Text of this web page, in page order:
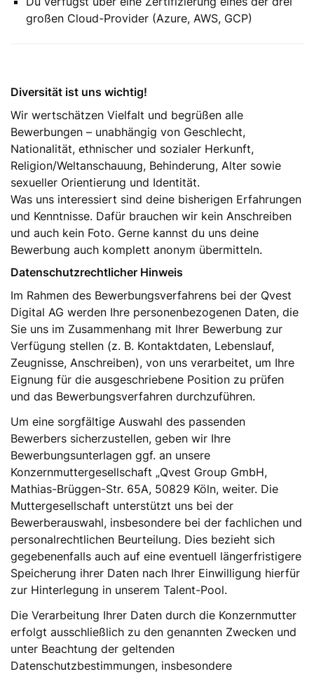
großen Cloud-Provider (Azure, AWS, GCP)
Diversität ist uns wichtig!
Wir wertschätzen Vielfalt und begrüßen alle
Bewerbungen – unabhängig von Geschlecht,
Nationalität, ethnischer und sozialer Herkunft,
Religion/Weltanschauung, Behinderung, Alter sowie
sexueller Orientierung und Identität.
Was uns interessiert sind deine bisherigen Erfahrungen
und Kenntnisse. Dafür brauchen wir kein Anschreiben
und auch kein Foto. Gerne kannst du uns deine
Bewerbung auch komplett anonym übermitteln.
Datenschutzrechtlicher Hinweis
Im Rahmen des Bewerbungsverfahrens bei der Qvest
Digital AG werden Ihre personenbezogenen Daten, die
Sie uns im Zusammenhang mit Ihrer Bewerbung zur
Verfügung stellen (z. B. Kontaktdaten, Lebenslauf,
Zeugnisse, Anschreiben), von uns verarbeitet, um Ihre
Eignung für die ausgeschriebene Position zu prüfen
und das Bewerbungsverfahren durchzuführen.
Um eine sorgfältige Auswahl des passenden
Bewerbers sicherzustellen, geben wir Ihre
Bewerbungsunterlagen ggf. an unsere
Konzernmuttergesellschaft „Qvest Group GmbH,
Mathias-Brüggen-Str. 65A, 50829 Köln, weiter. Die
Muttergesellschaft unterstützt uns bei der
Bewerberauswahl, insbesondere bei der fachlichen und
personalrechtlichen Beurteilung. Dies bezieht sich
gegebenenfalls auch auf eine eventuell längerfristigere
Speicherung ihrer Daten nach Ihrer Einwilligung hierfür
zur Hinterlegung in unserem Talent-Pool.
Die Verarbeitung Ihrer Daten durch die Konzernmutter
erfolgt ausschließlich zu den genannten Zwecken und
unter Beachtung der geltenden
Datenschutzbestimmungen, insbesondere